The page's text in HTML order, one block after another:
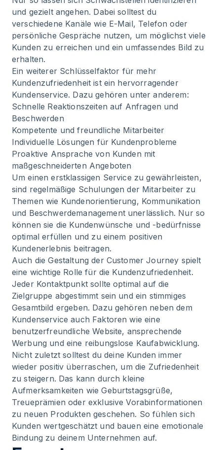
und gezielt angehen. Dabei solltest du
verschiedene Kanäle wie E-Mail, Telefon oder
persönliche Gespräche nutzen, um möglichst viele
Kunden zu erreichen und ein umfassendes Bild zu
erhalten.
Ein weiterer Schlüsselfaktor für mehr
Kundenzufriedenheit ist ein hervorragender
Kundenservice. Dazu gehören unter anderem:
Schnelle Reaktionszeiten auf Anfragen und
Beschwerden
Kompetente und freundliche Mitarbeiter
Individuelle Lösungen für Kundenprobleme
Proaktive Ansprache von Kunden mit
maßgeschneiderten Angeboten
Um einen erstklassigen Service zu gewährleisten,
sind regelmäßige Schulungen der Mitarbeiter zu
Themen wie Kundenorientierung, Kommunikation
und Beschwerdemanagement unerlässlich. Nur so
können sie die Kundenwünsche und -bedürfnisse
optimal erfüllen und zu einem positiven
Kundenerlebnis beitragen.
Auch die Gestaltung der Customer Journey spielt
eine wichtige Rolle für die Kundenzufriedenheit.
Jeder Kontaktpunkt sollte optimal auf die
Zielgruppe abgestimmt sein und ein stimmiges
Gesamtbild ergeben. Dazu gehören neben dem
Kundenservice auch Faktoren wie eine
benutzerfreundliche Website, ansprechende
Werbung und eine reibungslose Kaufabwicklung.
Nicht zuletzt solltest du deine Kunden immer
wieder positiv überraschen, um die Zufriedenheit
zu steigern. Das kann durch kleine
Aufmerksamkeiten wie Geburtstagsgrüße,
Treueprämien oder exklusive Vorabinformationen
zu neuen Produkten geschehen. So fühlen sich
Kunden wertgeschätzt und bauen eine emotionale
Bindung zu deinem Unternehmen auf.